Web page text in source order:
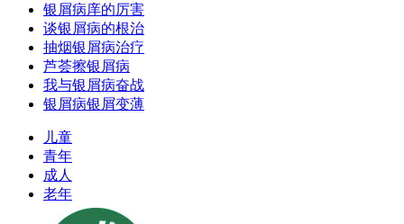
银屑病庠的厉害
谈银屑病的根治
抽烟银屑病治疗
芦荟擦银屑病
我与银屑病奋战
银屑病银屑变薄
儿童
青年
成人
老年